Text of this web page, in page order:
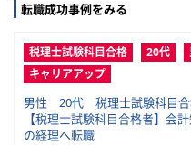
転職成功事例をみる
税理士試験科目合格 20代
キャリアアップ
男性 20代 税理士試験科目
【税理士試験科目合格者】会
の経理へ転職